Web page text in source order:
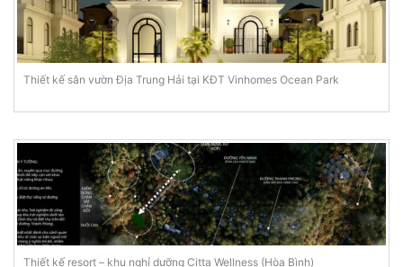
Thiết kế sân vườn Địa Trung Hải tại KĐT Vinhomes Ocean Park
Thiết kế resort – khu nghỉ dưỡng Citta Wellness (Hòa Bình)